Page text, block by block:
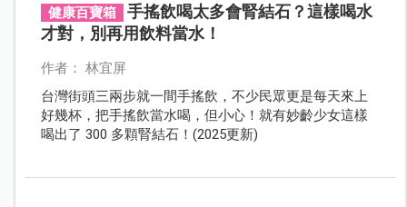
健康百寶箱
手搖飲喝太多會腎結石？這樣喝水
才對，別再用飲料當水！
作者： 林宜屏
台灣街頭三兩步就一間手搖飲，不少民眾更是每天來上
好幾杯，把手搖飲當水喝，但小心！就有妙齡少女這樣
喝出了 300 多顆腎結石！(2025更新)